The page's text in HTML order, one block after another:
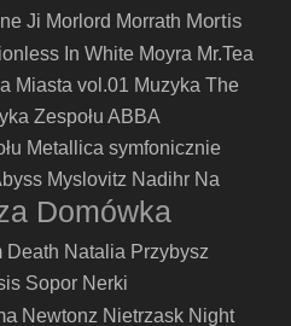
Ji Morlord Morrath Mortis
In White Moyra Mr.Tea
Miasta vol.01 Muzyka The
Zespołu ABBA
Metallica symfonicznie
Myslovitz Nadihr Na
Domówka
Death Natalia Przybysz
Sopor Nerki
Newtonz Nietrzask Night